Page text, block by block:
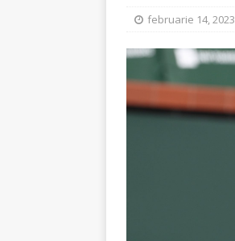
februarie 14, 2023